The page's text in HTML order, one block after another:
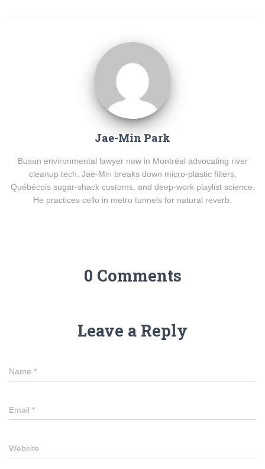
Jae-Min Park
Busan environmental lawyer now in Montréal advocating river
cleanup tech. Jae-Min breaks down micro-plastic filters,
Québécois sugar-shack customs, and deep-work playlist science.
He practices cello in metro tunnels for natural reverb.
0 Comments
Leave a Reply
Name *
Email *
Website